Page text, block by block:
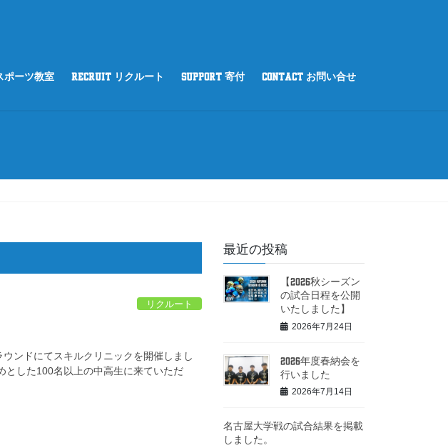
ポーツ教室 RECRUIT リクルート SUPPORT 寄付 CONTACT お問い合せ
リクルート
ンドにてスキルクリニックを開催しまし
とした100名以上の中高生に来ていただ
最近の投稿
【2026秋シーズン
の試合日程を公開
いたしました】
2026年7月24日
2026年度春納会を
行いました
2026年7月14日
名古屋大学戦の試合結果を掲載
しました。